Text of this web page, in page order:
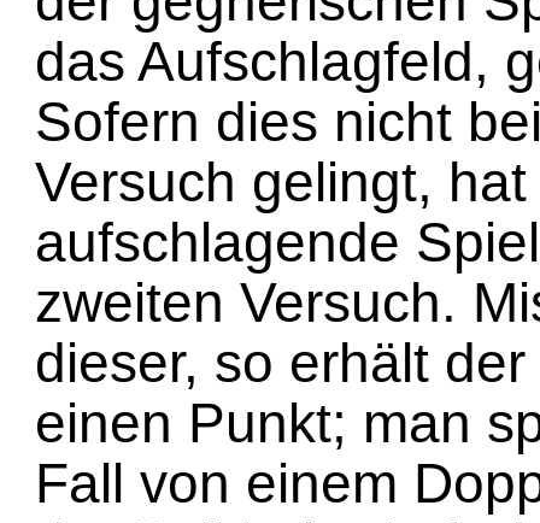
das Aufschlagfeld,
Sofern dies nicht
Versuch gelingt,
aufschlagende
zweiten Versuch.
dieser, so erhält
einen Punkt; man
Fall von einem